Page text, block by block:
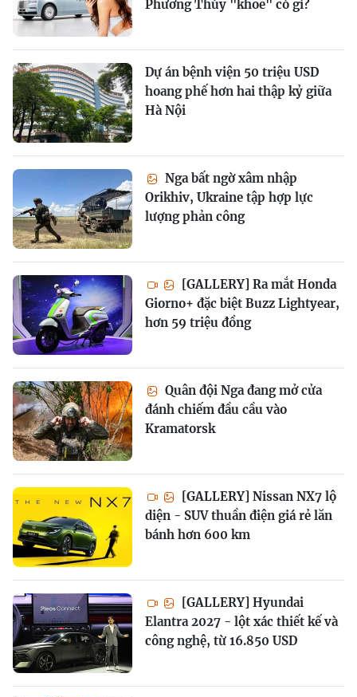
Phương Thúy "khoe" có gì?
Dự án bệnh viện 50 triệu USD
hoang phế hơn hai thập kỷ giữa
Hà Nội
Nga bất ngờ xâm nhập
Orikhiv, Ukraine tập hợp lực
lượng phản công
[GALLERY] Ra mắt Honda
Giorno+ đặc biệt Buzz Lightyear,
hơn 59 triệu đồng
Quân đội Nga đang mở cửa
đánh chiếm đầu cầu vào
Kramatorsk
[GALLERY] Nissan NX7 lộ
diện - SUV thuần điện giá rẻ lăn
bánh hơn 600 km
[GALLERY] Hyundai
Elantra 2027 - lột xác thiết kế và
công nghệ, từ 16.850 USD